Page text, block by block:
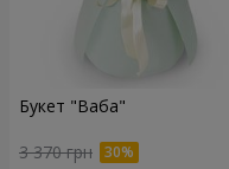
Букет "Ваба"
3 370 грн